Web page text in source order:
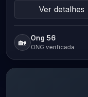
Ver detalhes
🏡 Ong 56
ONG verificada